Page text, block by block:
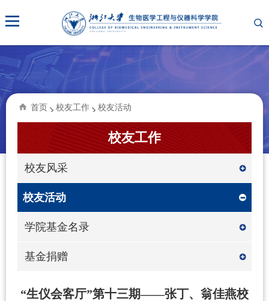
首页 校友工作 校友活动
校友工作
校友风采
校友活动
学院基金名录
基金捐赠
“生仪会客厅”第十三期——张丁、翁佳燕校